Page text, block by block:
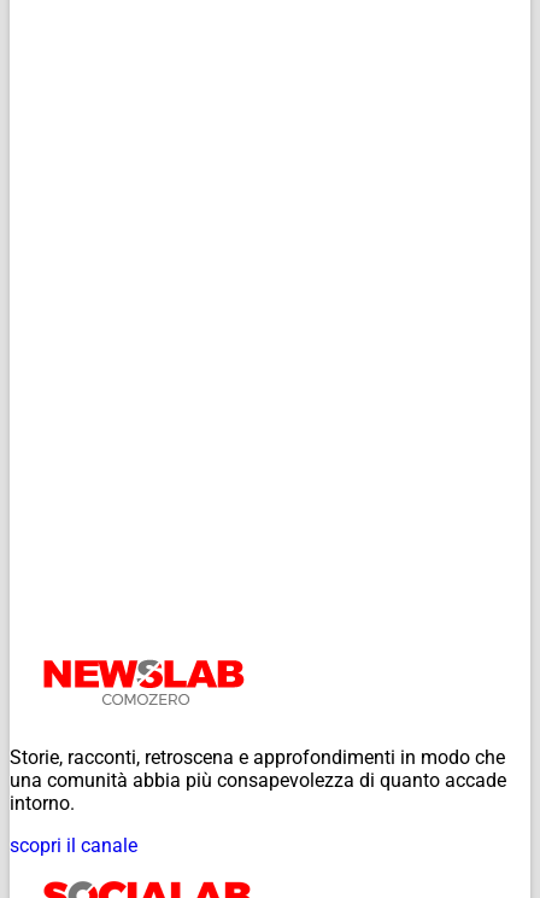
Storie, racconti, retroscena e approfondimenti in modo che
una comunità abbia più consapevolezza di quanto accade
intorno.
scopri il canale